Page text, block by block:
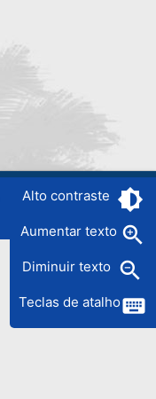
Alto contraste brightness_6
Aumentar texto zoom_in
Diminuir texto zoom_out
Teclas de atalhokeyboard